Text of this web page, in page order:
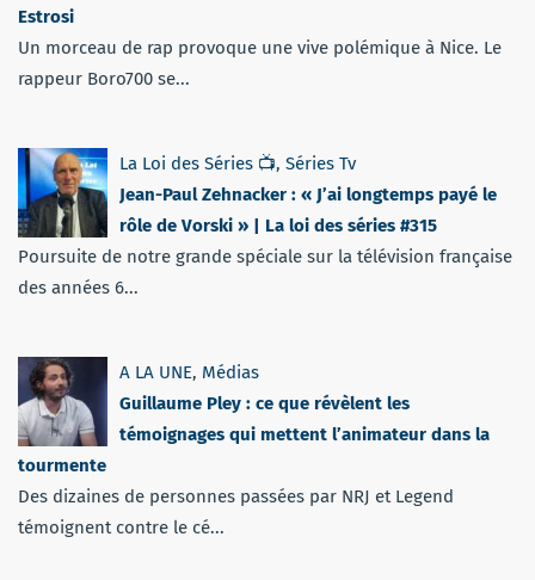
Estrosi
Un morceau de rap provoque une vive polémique à Nice. Le
rappeur Boro700 se...
La Loi des Séries 📺, Séries Tv
Jean-Paul Zehnacker : « J’ai longtemps payé le
rôle de Vorski » | La loi des séries #315
Poursuite de notre grande spéciale sur la télévision française
des années 6...
A LA UNE, Médias
Guillaume Pley : ce que révèlent les
témoignages qui mettent l’animateur dans la
tourmente
Des dizaines de personnes passées par NRJ et Legend
témoignent contre le cé...